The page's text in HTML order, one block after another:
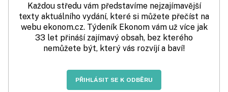
Každou středu vám představíme nejzajímavější
texty aktuálního vydání, které si můžete přečíst na
webu ekonom.cz. Týdeník Ekonom vám už více jak
33 let přináší zajímavý obsah, bez kterého
nemůžete být, který vás rozvíjí a baví!
PŘIHLÁSIT SE K ODBĚRU